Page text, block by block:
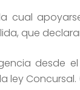
cual
que
desde
ley Concursal.